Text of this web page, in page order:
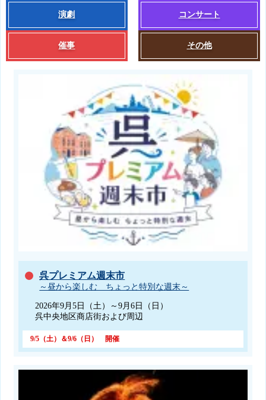
演劇 コンサート
催事 その他
呉プレミアム週末市
～昼から楽しむ ちょっと特別な週末～
2026年9月5日（土）～9月6日（日）
呉中央地区商店街および周辺
9/5（土）＆9/6（日） 開催